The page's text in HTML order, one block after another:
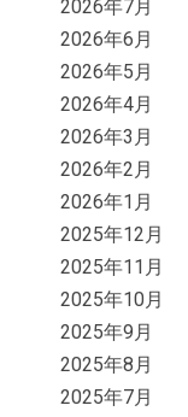
2026年7月
2026年6月
2026年5月
2026年4月
2026年3月
2026年2月
2026年1月
2025年12月
2025年11月
2025年10月
2025年9月
2025年8月
2025年7月